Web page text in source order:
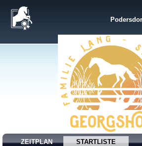
ZEITPLAN STARTLISTE